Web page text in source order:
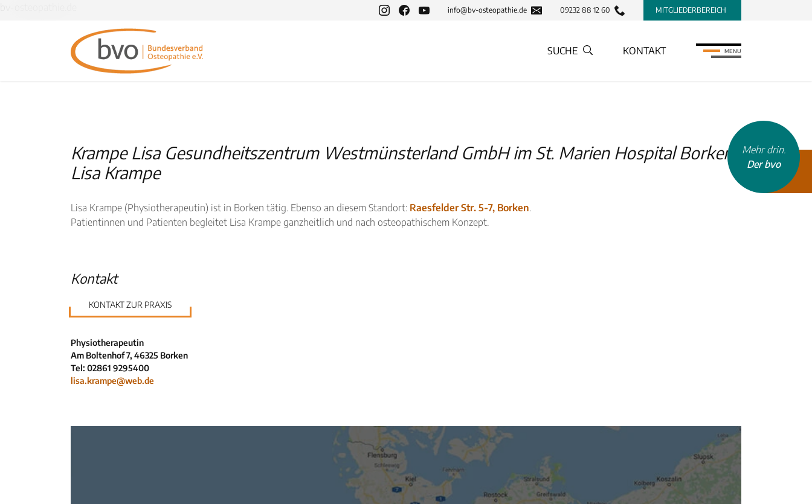
info@bv-osteopathie.de 09232 88 12 60 MITGLIEDERBEREICH
SUCHE KONTAKT MENU
Krampe Lisa Gesundheitszentrum Westmünsterland GmbH im St. Marien Hospital Borken,
Lisa Krampe
Lisa Krampe (Physiotherapeutin) ist in Borken tätig. Ebenso an diesem Standort: Raesfelder Str. 5-7, Borken.
Patientinnen und Patienten begleitet Lisa Krampe ganzheitlich und nach osteopathischem Konzept.
Kontakt
KONTAKT ZUR PRAXIS
Physiotherapeutin
Am Boltenhof 7, 46325 Borken
Tel: 02861 9295400
lisa.krampe@web.de
Mehr drin.
Der bvo